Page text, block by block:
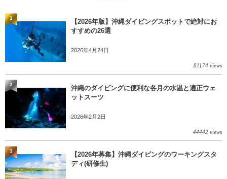
【2026年版】沖縄ダイビングスポットで絶対にお
すすめの26選
2026年4月24日
81174 views
1
沖縄のダイビングに便利な各月の水温と適正ウェ
ットスーツ
2026年2月2日
44442 views
2
【2026年募集】沖縄ダイビングのワーキングスタ
ディ(研修生)
3